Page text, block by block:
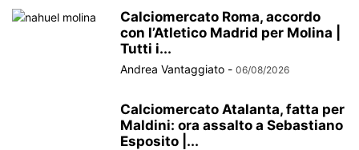
Calciomercato Roma, accordo
con l’Atletico Madrid per Molina |
Tutti i...
Andrea Vantaggiato - 06/08/2026
Calciomercato Atalanta, fatta per
Maldini: ora assalto a Sebastiano
Esposito |...